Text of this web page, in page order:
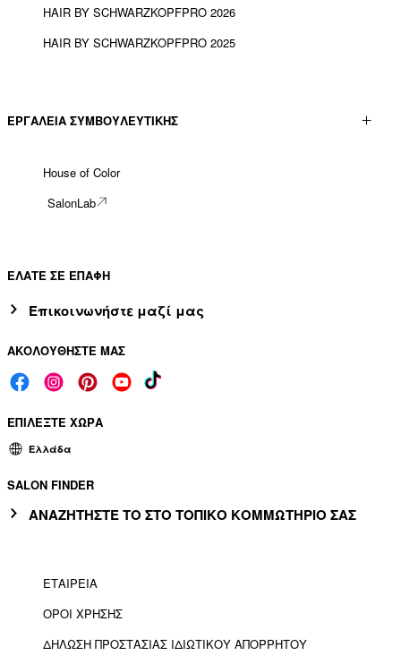
HAIR BY SCHWARZKOPFPRO 2026
HAIR BY SCHWARZKOPFPRO 2025
ΕΡΓΑΛΕΊΑ ΣΥΜΒΟΥΛΕΥΤΙΚΉΣ
House of Color
SalonLab
ΕΛΑΤΕ ΣΕ ΕΠΑΦΗ
Επικοινωνήστε μαζί μας
ΑΚΟΛΟΥΘΗΣΤΕ ΜΑΣ
ΕΠΙΛΕΞΤΕ ΧΩΡΑ
Ελλάδα
SALON FINDER
ΑΝΑΖΗΤΗΣΤΕ ΤΟ ΣΤΟ ΤΟΠΙΚΟ ΚΟΜΜΩΤΗΡΙΟ ΣΑΣ
ΕΤΑΙΡΕΙΑ
ΟΡΟΙ ΧΡΗΣΗΣ
ΔΗΛΩΣΗ ΠΡΟΣΤΑΣΙΑΣ ΙΔΙΩΤΙΚΟΥ ΑΠΟΡΡΗΤΟΥ